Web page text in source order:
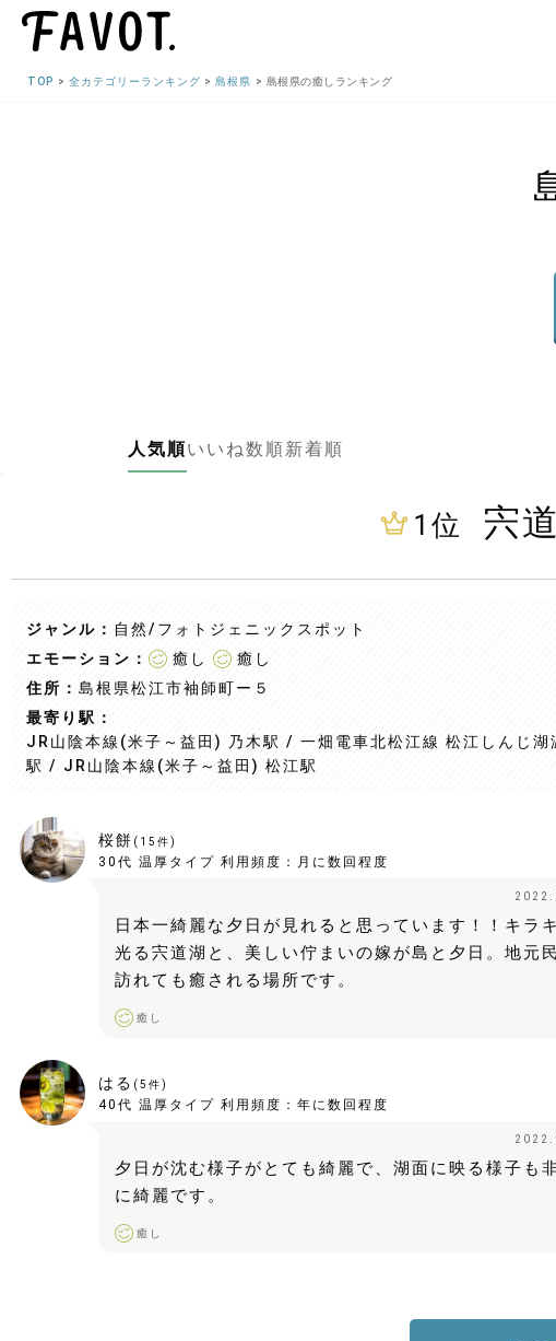
TOP 全カテゴリーランキング 島根県 島根県の癒しランキング
人気順いいね数順新着順
1 位 宍
ジャンル： 自然/フォトジェニックスポット
エモーション：
癒し
癒し
住所： 島根県松江市袖師町ー５
最寄り駅：
JR山陰本線(米子～益田) 乃木駅 / 一畑電車北松江線 松江しんじ湖
駅 / JR山陰本線(米子～益田) 松江駅
桜餅 ( 15 件)
30代 温厚タイプ 利用頻度： 月に数回程度
日本一綺麗な夕日が見れると思っています！！キラ
光る宍道湖と、美しい佇まいの嫁が島と夕日。地元
訪れても癒される場所です。
癒し
はる ( 5 件)
40代 温厚タイプ 利用頻度： 年に数回程度
夕日が沈む様子がとても綺麗で、湖面に映る様子も
に綺麗です。
癒し